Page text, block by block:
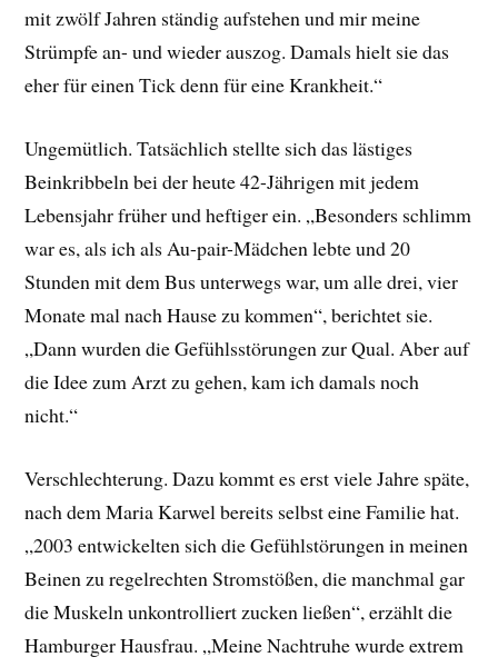
mit zwölf Jahren ständig aufstehen und mir meine
Strümpfe an- und wieder auszog. Damals hielt sie das
eher für einen Tick denn für eine Krankheit.“
Ungemütlich. Tatsächlich stellte sich das lästiges
Beinkribbeln bei der heute 42-Jährigen mit jedem
Lebensjahr früher und heftiger ein. „Besonders schlimm
war es, als ich als Au-pair-Mädchen lebte und 20
Stunden mit dem Bus unterwegs war, um alle drei, vier
Monate mal nach Hause zu kommen“, berichtet sie.
„Dann wurden die Gefühlsstörungen zur Qual. Aber auf
die Idee zum Arzt zu gehen, kam ich damals noch
nicht.“
Verschlechterung. Dazu kommt es erst viele Jahre späte,
nach dem Maria Karwel bereits selbst eine Familie hat.
„2003 entwickelten sich die Gefühlstörungen in meinen
Beinen zu regelrechten Stromstößen, die manchmal gar
die Muskeln unkontrolliert zucken ließen“, erzählt die
Hamburger Hausfrau. „Meine Nachtruhe wurde extrem